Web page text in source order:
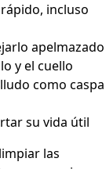
incluso
apelmazado
y el cuello
como caspa
su vida útil
las